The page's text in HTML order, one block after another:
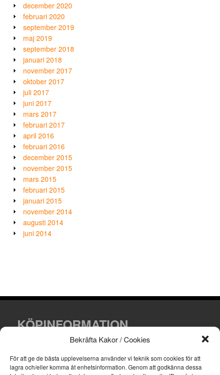
Bekräfta Kakor / Cookies
För att ge de bästa upplevelserna använder vi teknik som cookies för att
lagra och/eller komma åt enhetsinformation. Genom att godkänna dessa
december 2020
februari 2020
september 2019
maj 2019
september 2018
januari 2018
november 2017
oktober 2017
juli 2017
juni 2017
mars 2017
februari 2017
april 2016
februari 2016
december 2015
november 2015
mars 2015
februari 2015
januari 2015
november 2014
augusti 2014
juni 2014
KÖPINFORMATION
Villkor och leveransinformation.